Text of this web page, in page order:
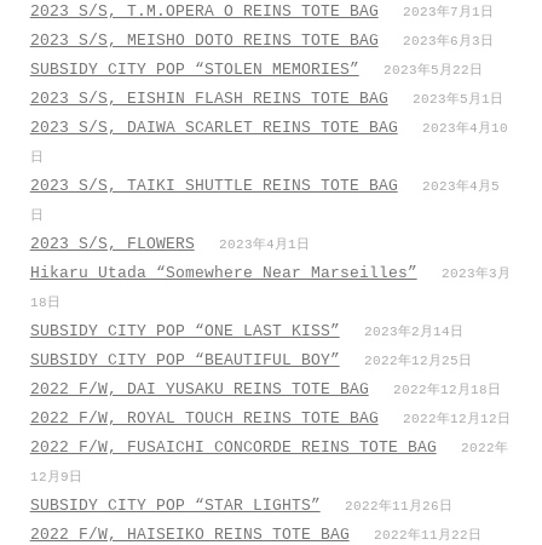
2023 S/S, T.M.OPERA O REINS TOTE BAG 2023年7月1日
2023 S/S, MEISHO DOTO REINS TOTE BAG 2023年6月3日
SUBSIDY CITY POP “STOLEN MEMORIES” 2023年5月22日
2023 S/S, EISHIN FLASH REINS TOTE BAG 2023年5月1日
2023 S/S, DAIWA SCARLET REINS TOTE BAG
2023年4月10
日
2023 S/S, TAIKI SHUTTLE REINS TOTE BAG
2023年4月5
日
2023 S/S, FLOWERS 2023年4月1日
Hikaru Utada “Somewhere Near Marseilles”
2023年3月
18日
SUBSIDY CITY POP “ONE LAST KISS” 2023年2月14日
SUBSIDY CITY POP “BEAUTIFUL BOY” 2022年12月25日
2022 F/W, DAI YUSAKU REINS TOTE BAG 2022年12月18日
2022 F/W, ROYAL TOUCH REINS TOTE BAG 2022年12月12日
2022 F/W, FUSAICHI CONCORDE REINS TOTE BAG
2022年
12月9日
SUBSIDY CITY POP “STAR LIGHTS” 2022年11月26日
2022 F/W, HAISEIKO REINS TOTE BAG 2022年11月22日